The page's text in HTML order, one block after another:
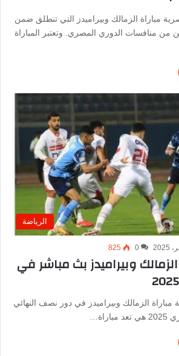
مباراة الزمالك وبيراميدز التي تنطلق ضمن
من منافسات الدوري المصري. وتعتبر المباراة
الرياضة
0
825
وبيراميدز بث مباشر في
الزمالك وبيراميدز في دور نصف النهائي